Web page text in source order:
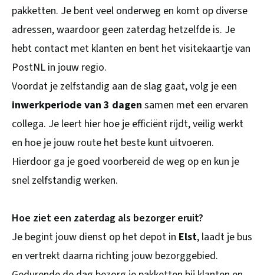
pakketten. Je bent veel onderweg en komt op diverse
adressen, waardoor geen zaterdag hetzelfde is. Je
hebt contact met klanten en bent het visitekaartje van
PostNL in jouw regio.
Voordat je zelfstandig aan de slag gaat, volg je een
inwerkperiode van 3 dagen samen met een ervaren
collega. Je leert hier hoe je efficiënt rijdt, veilig werkt
en hoe je jouw route het beste kunt uitvoeren.
Hierdoor ga je goed voorbereid de weg op en kun je
snel zelfstandig werken.
Hoe ziet een zaterdag als bezorger eruit?
Je begint jouw dienst op het depot in Elst, laadt je bus
en vertrekt daarna richting jouw bezorggebied.